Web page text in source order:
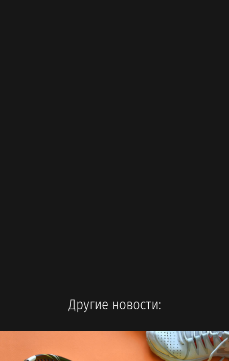
Другие новости: